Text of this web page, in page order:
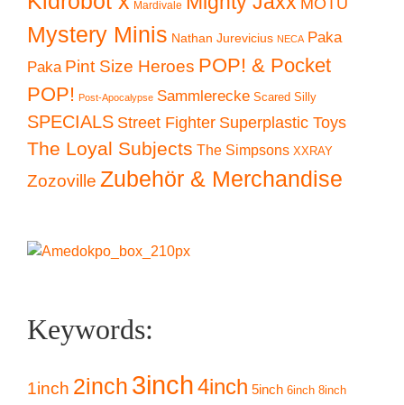
Mardivale
Mystery Minis Nathan Jurevicius NECA Paka
Paka Pint Size Heroes POP! & Pocket
POP! Post-Apocalypse Sammlerecke Scared Silly
SPECIALS Street Fighter Superplastic Toys
The Loyal Subjects The Simpsons XXRAY
Zozoville Zubehör & Merchandise
Keywords:
1inch 2inch 3inch4inch 5inch 6inch 8inch